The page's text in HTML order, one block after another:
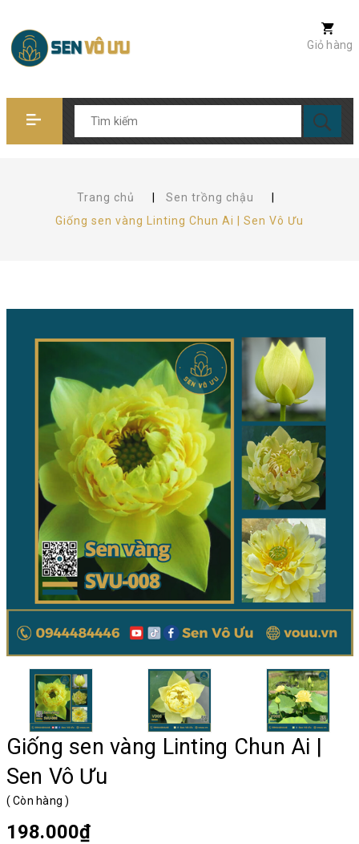
Giỏ hàng
Trang chủ Sen trồng chậu
Giống sen vàng Linting Chun Ai | Sen Vô Ưu
Giống sen vàng Linting Chun Ai |
Sen Vô Ưu
( Còn hàng )
198.000₫